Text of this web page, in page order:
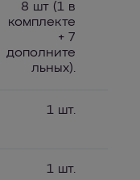
8 шт (1 в
комплекте
+ 7
дополните
льных).
1 шт.
1 шт.